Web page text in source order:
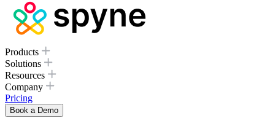
Products
Solutions
Resources
Company
Pricing
Book a Demo